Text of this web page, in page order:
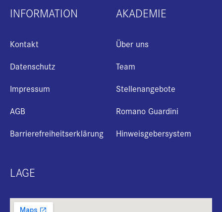
INFORMATION
Kontakt
Datenschutz
Impressum
AGB
Barrierefreiheitserklärung
AKADEMIE
Über uns
Team
Stellenangebote
Romano Guardini
Hinweisgebersystem
LAGE